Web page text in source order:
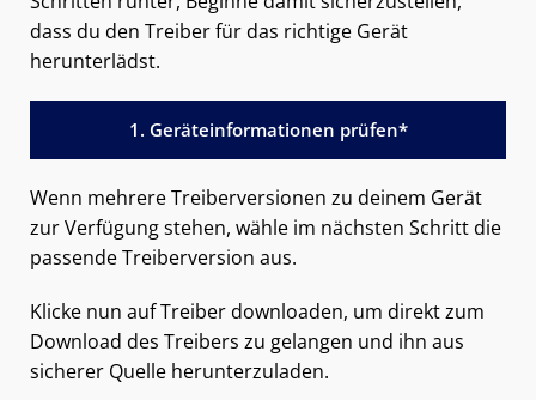
dass du den Treiber für das richtige Gerät
herunterlädst.
1. Geräteinformationen prüfen*
Wenn mehrere Treiberversionen zu deinem Gerät
zur Verfügung stehen, wähle im nächsten Schritt die
passende Treiberversion aus.
Klicke nun auf Treiber downloaden, um direkt zum
Download des Treibers zu gelangen und ihn aus
sicherer Quelle herunterzuladen.